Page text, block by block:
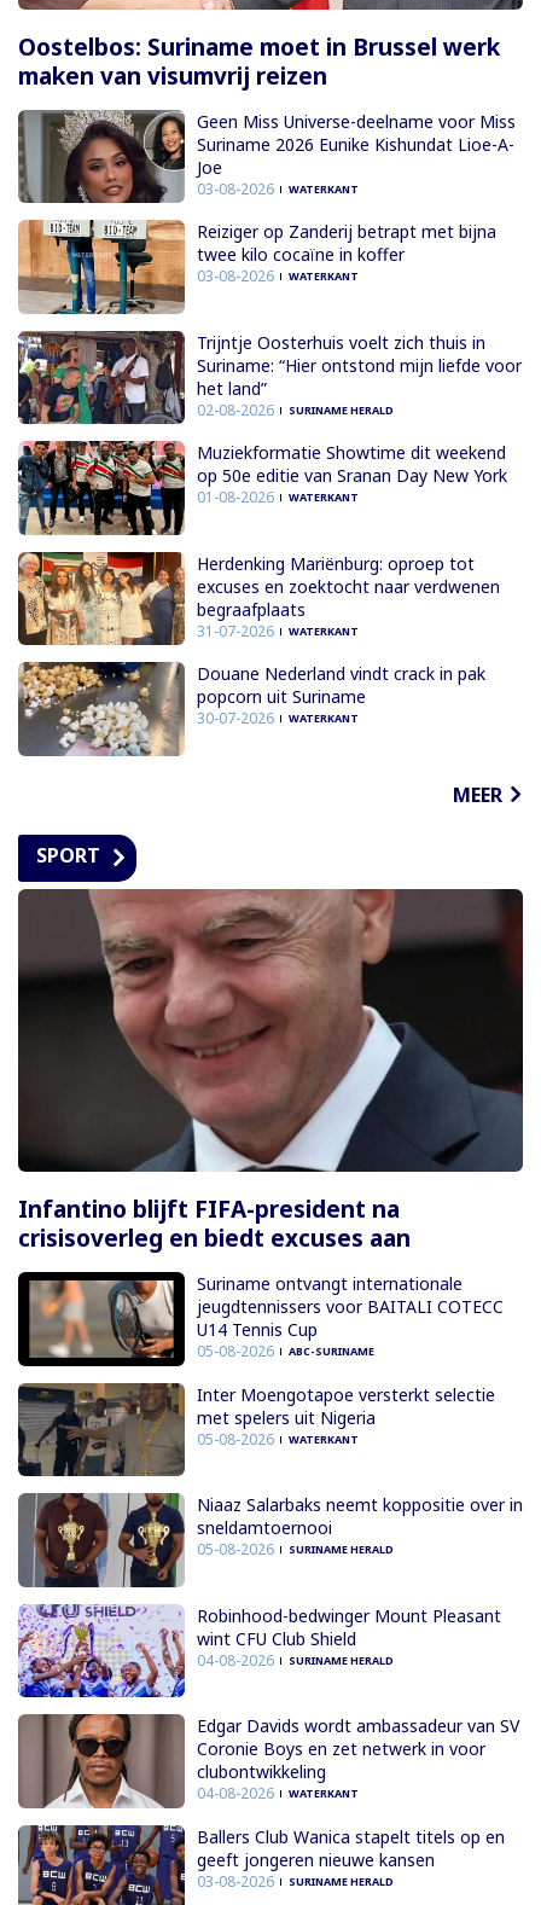
Oostelbos: Suriname moet in Brussel werk
maken van visumvrij reizen
Geen Miss Universe-deelname voor Miss
Suriname 2026 Eunike Kishundat Lioe-A-
Joe
03-08-2026 WATERKANT
Reiziger op Zanderij betrapt met bijna
twee kilo cocaïne in koffer
03-08-2026 WATERKANT
Trijntje Oosterhuis voelt zich thuis in
Suriname: “Hier ontstond mijn liefde voor
het land”
02-08-2026 SURINAME HERALD
Muziekformatie Showtime dit weekend
op 50e editie van Sranan Day New York
01-08-2026 WATERKANT
Herdenking Mariënburg: oproep tot
excuses en zoektocht naar verdwenen
begraafplaats
31-07-2026 WATERKANT
Douane Nederland vindt crack in pak
popcorn uit Suriname
30-07-2026 WATERKANT
MEER
SPORT
Infantino blijft FIFA-president na
crisisoverleg en biedt excuses aan
Suriname ontvangt internationale
jeugdtennissers voor BAITALI COTECC
U14 Tennis Cup
05-08-2026 ABC-SURINAME
Inter Moengotapoe versterkt selectie
met spelers uit Nigeria
05-08-2026 WATERKANT
Niaaz Salarbaks neemt koppositie over in
sneldamtoernooi
05-08-2026 SURINAME HERALD
Robinhood-bedwinger Mount Pleasant
wint CFU Club Shield
04-08-2026 SURINAME HERALD
Edgar Davids wordt ambassadeur van SV
Coronie Boys en zet netwerk in voor
clubontwikkeling
04-08-2026 WATERKANT
Ballers Club Wanica stapelt titels op en
geeft jongeren nieuwe kansen
03-08-2026 SURINAME HERALD